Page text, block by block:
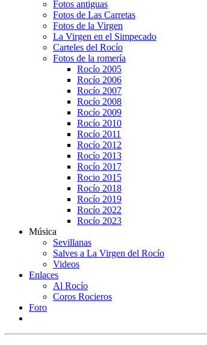
Fotos antiguas
Fotos de Las Carretas
Fotos de la Virgen
La Virgen en el Simpecado
Carteles del Rocío
Fotos de la romería
Rocío 2005
Rocío 2006
Rocío 2007
Rocío 2008
Rocío 2009
Rocío 2010
Rocío 2011
Rocío 2012
Rocío 2013
Rocío 2017
Rocio 2015
Rocío 2018
Rocío 2019
Rocío 2022
Rocío 2023
Música
Sevillanas
Salves a La Virgen del Rocío
Videos
Enlaces
Al Rocío
Coros Rocieros
Foro